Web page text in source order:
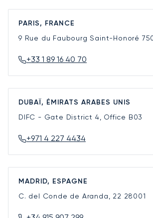
PARIS, FRANCE
9 Rue du Faubourg Saint-Honoré
+33 1 89 16 40 70
DUBAÏ, ÉMIRATS ARABES UNIS
DIFC - Gate District 4, Office B03
+971 4 227 4434
MADRID, ESPAGNE
C. del Conde de Aranda, 22 28001